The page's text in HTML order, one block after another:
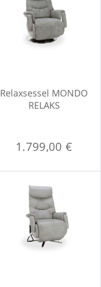
Relaxsessel MONDO
RELAKS
1.799,00 €